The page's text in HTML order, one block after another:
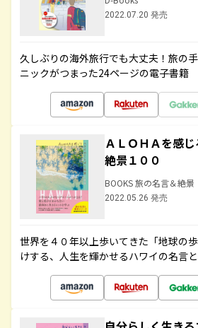
2022.07.20 発売
久しぶりの海外旅行でも大丈夫！旅の
ニックがつまった24ページの電子書籍
ＡＬＯＨＡを感
絶景１００
BOOKS 旅の名言＆絶景
2022.05.26 発売
世界を４０年以上歩いてきた「地球の
けする、人生を輝かせるハワイの名言